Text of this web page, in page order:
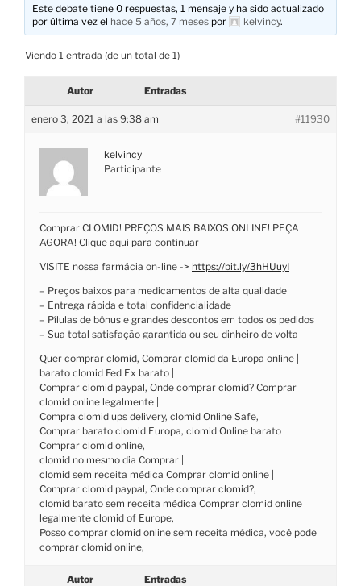
Este debate tiene 0 respuestas, 1 mensaje y ha sido actualizado
por última vez el hace 5 años, 7 meses por kelvincy.
Viendo 1 entrada (de un total de 1)
Autor Entradas
enero 3, 2021 a las 9:38 am #11930
kelvincy
Participante
Comprar CLOMID! PREÇOS MAIS BAIXOS ONLINE! PEÇA
AGORA! Clique aqui para continuar
VISITE nossa farmácia on-line -> https://bit.ly/3hHUuyI
– Preços baixos para medicamentos de alta qualidade
– Entrega rápida e total confidencialidade
– Pílulas de bônus e grandes descontos em todos os pedidos
– Sua total satisfação garantida ou seu dinheiro de volta
Quer comprar clomid, Comprar clomid da Europa online |
barato clomid Fed Ex barato |
Comprar clomid paypal, Onde comprar clomid? Comprar
clomid online legalmente |
Compra clomid ups delivery, clomid Online Safe,
Comprar barato clomid Europa, clomid Online barato
Comprar clomid online,
clomid no mesmo dia Comprar |
clomid sem receita médica Comprar clomid online |
Comprar clomid paypal, Onde comprar clomid?,
clomid barato sem receita médica Comprar clomid online
legalmente clomid of Europe,
Posso comprar clomid online sem receita médica, você pode
comprar clomid online,
Autor Entradas